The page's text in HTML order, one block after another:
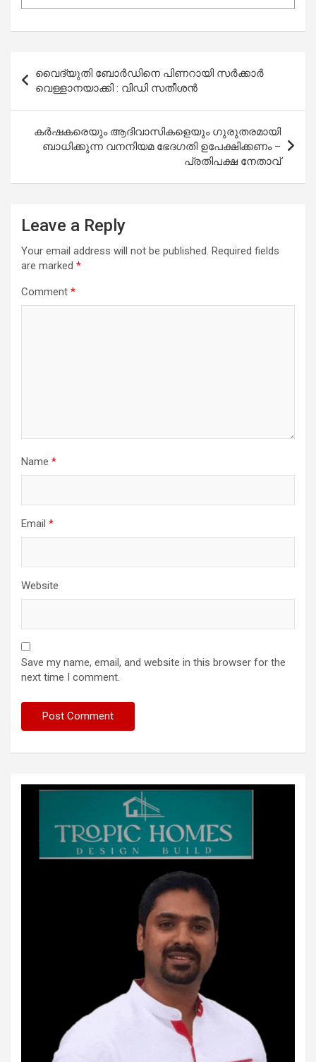
navigation
വൈദ്യുതി ബോര്‍ഡിനെ പിണറായി സര്‍ക്കാര്‍
വെള്ളാനയാക്കി : വിഡി സതീശന്‍
കര്‍ഷകരെയും ആദിവാസികളെയും ഗുരുതരമായി
ബാധിക്കുന്ന വനനിയമ ഭേദഗതി ഉപേക്ഷിക്കണം –
പ്രതിപക്ഷ നേതാവ്
Leave a Reply
Your email address will not be published. Required fields
are marked *
Comment *
Name *
Email *
Website
Save my name, email, and website in this browser for the
next time I comment.